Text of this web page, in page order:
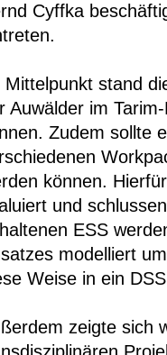
Cyffka
Mittelpunkt stand
Auwälder im
Zudem sollte
können.
und
ESS
modelliert
Weise in ein
zeigte sich